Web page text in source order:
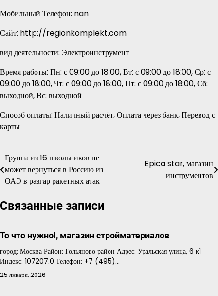
Мобильный Телефон: nan
Сайт: http://regionkomplekt.com
вид деятельности: Электроинструмент
Время работы: Пн: с 09:00 до 18:00, Вт: с 09:00 до 18:00, Ср: с
09:00 до 18:00, Чт: с 09:00 до 18:00, Пт: с 09:00 до 18:00, Сб:
выходной, Вс: выходной
Способ оплаты: Наличный расчёт, Оплата через банк, Перевод с
карты
Навигация
по
Группа из 16 школьников не
может вернуться в Россию из
ОАЭ в разгар ракетных атак
Epica star, магазин
инструментов
Связанные записи
То что нужно!, магазин стройматериалов
город: Москва Район: Гольяново район Адрес: Уральская улица, 6 к1
Индекс: 107207.0 Телефон: +7 (495)…
25 января, 2026